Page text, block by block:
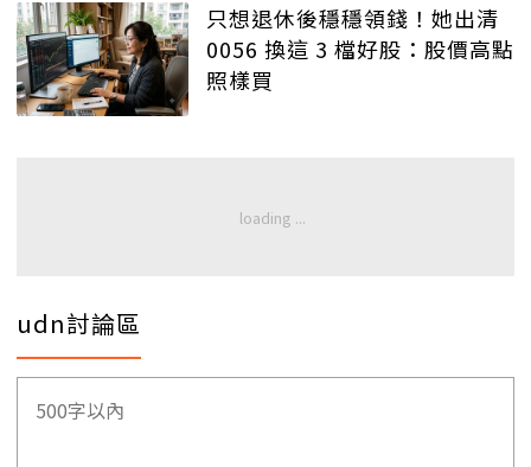
只想退休後穩穩領錢！她出清
0056 換這 3 檔好股：股價高點
照樣買
udn討論區